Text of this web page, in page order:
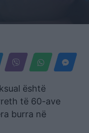
është
të 60-ave
burra në